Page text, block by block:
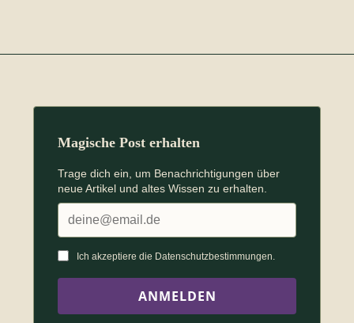
Magische Post erhalten
Trage dich ein, um Benachrichtigungen über
neue Artikel und altes Wissen zu erhalten.
Ich akzeptiere die Datenschutz­bestimmungen.